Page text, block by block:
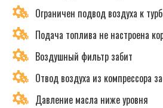
Ограничен подвод воздуха к
Подача топлива не настроена
Воздушный фильтр забит
Отвод воздуха из компрессора
Давление масла ниже уровня